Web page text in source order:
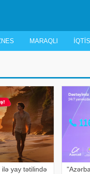
MARAQLI
yay tətilində